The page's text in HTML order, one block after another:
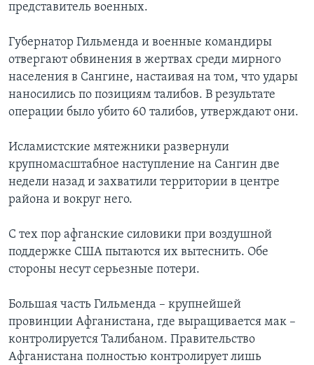
представитель военных.
Губернатор Гильменда и военные командиры
отвергают обвинения в жертвах среди мирного
населения в Сангине, настаивая на том, что удары
наносились по позициям талибов. В результате
операции было убито 60 талибов, утверждают они.
Исламистские мятежники развернули
крупномасштабное наступление на Сангин две
недели назад и захватили территории в центре
района и вокруг него.
С тех пор афганские силовики при воздушной
поддержке США пытаются их вытеснить. Обе
стороны несут серьезные потери.
Большая часть Гильменда – крупнейшей
провинции Афганистана, где выращивается мак –
контролируется Талибаном. Правительство
Афганистана полностью контролирует лишь